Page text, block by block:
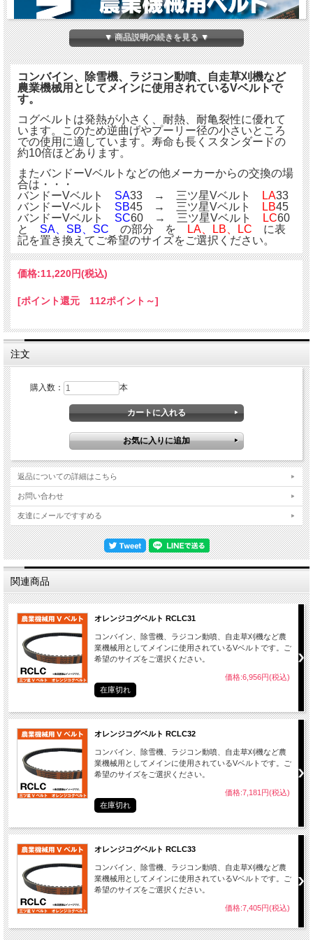
▼ 商品説明の続きを見る ▼
コンバイン、除雪機、ラジコン動噴、自走草刈機など
農業機械用としてメインに使用されているVベルトで
す。
コグベルトは発熱が小さく、耐熱、耐亀裂性に優れて
います。このため逆曲げやプーリー径の小さいところ
での使用に適しています。寿命も長くスタンダードの
約10倍ほどあります。
またバンドーVベルトなどの他メーカーからの交換の場
合は・・・
バンドーVベルト SA33 → 三ツ星Vベルト LA33
バンドーVベルト SB45 → 三ツ星Vベルト LB45
バンドーVベルト SC60 → 三ツ星Vベルト LC60
と SA、SB、SC の部分 を LA、LB、LC に表
記を置き換えてご希望のサイズをご選択ください。
価格:11,220円(税込)
[ポイント還元 112ポイント～]
注文
購入数： 本
返品についての詳細はこちら
お問い合わせ
友達にメールですすめる
関連商品
オレンジコグベルト RCLC31
コンバイン、除雪機、ラジコン動噴、自走草刈機など農
業機械用としてメインに使用されているVベルトです。ご
希望のサイズをご選択ください。
価格:6,956円(税込)
在庫切れ
オレンジコグベルト RCLC32
コンバイン、除雪機、ラジコン動噴、自走草刈機など農
業機械用としてメインに使用されているVベルトです。ご
希望のサイズをご選択ください。
価格:7,181円(税込)
在庫切れ
オレンジコグベルト RCLC33
コンバイン、除雪機、ラジコン動噴、自走草刈機など農
業機械用としてメインに使用されているVベルトです。ご
希望のサイズをご選択ください。
価格:7,405円(税込)